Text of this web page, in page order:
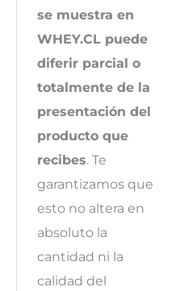
se muestra en
WHEY.CL puede
diferir parcial o
totalmente de la
presentación del
producto que
recibes. Te
garantizamos que
esto no altera en
absoluto la
cantidad ni la
calidad del